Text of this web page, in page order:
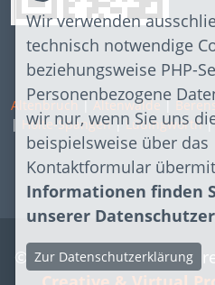
Altenbruch |Altenwalde|
| Holte-Spangen| Lüdingworth
© Copyright 2026
Wir verwenden
technisch notwendige
beziehungsweise PHP-
Personenbezogene
wir nur, wenn Sie uns
beispielsweise über das
Kontaktformular
Informationen finden
unserer
Zur Datenschutzerklärung